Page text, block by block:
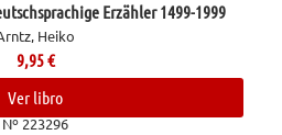
Erzähler 1499-1999
Heiko
9,95€
Ver libro
Nº 223296